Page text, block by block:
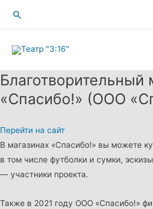
Поиск
Благотворительный
«Спасибо!» (ООО
Перейти на сайт
В магазинах «Спасибо!» вы можете
в том числе футболки и сумки,
— участники проекта.
Также в 2021 году ООО «Спасибо!»